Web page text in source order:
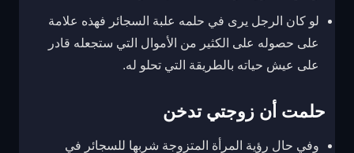
لو كان الرجل يرى في حلمه علبة السجائر فهذه علامة
على حصوله على الكثير من الأموال التي ستجعله قادر
على عيش حياته بالطريقة التي تحلو له.
حلمت أن زوجتي تدخن
وفي حال رؤية المرأة المتزوجة شربها للسجائر في